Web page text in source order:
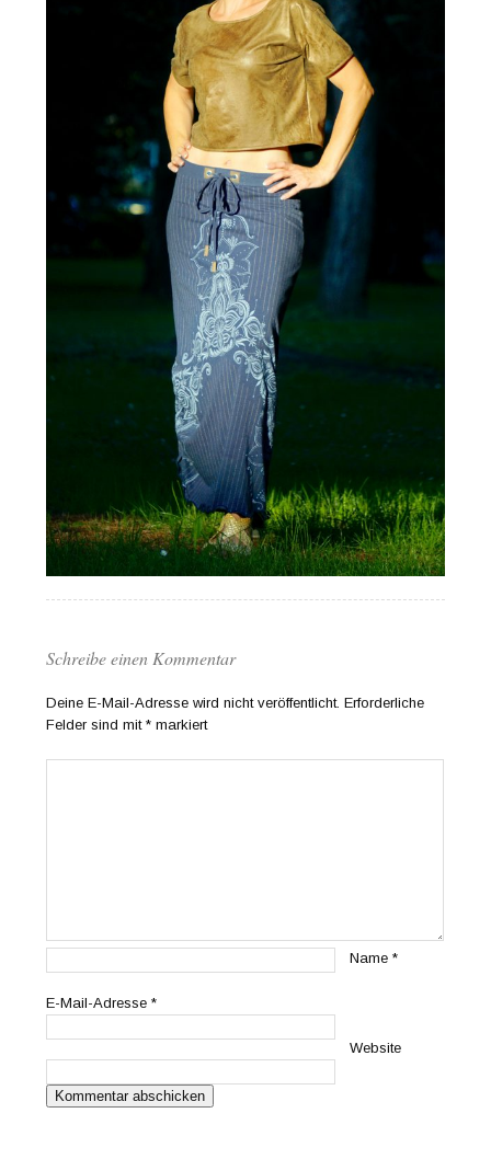
Schreibe einen Kommentar
Deine E-Mail-Adresse wird nicht veröffentlicht. Erforderliche
Felder sind mit* markiert
Name*
E-Mail-Adresse*
Website